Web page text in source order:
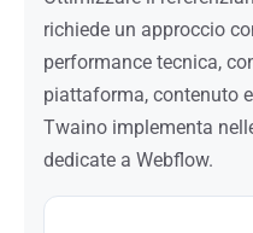
richiede un approccio
performance tecnica,
piattaforma, contenuto
Twaino implementa
dedicate a Webflow.